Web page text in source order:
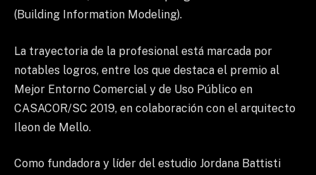
(Building Information Modeling).
La trayectoria de la profesional está marcada por
notables logros, entre los que destaca el premio al
Mejor Entorno Comercial y de Uso Público en
CASACOR/SC 2019, en colaboración con el arquitecto
Ileon de Mello.
Como fundadora y líder del estudio Jordana Battisti